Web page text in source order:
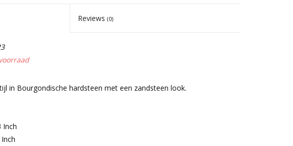
Reviews(0)
in Bourgondische hardsteen met een zandsteen look.
Inch